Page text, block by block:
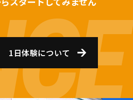
1日体験について